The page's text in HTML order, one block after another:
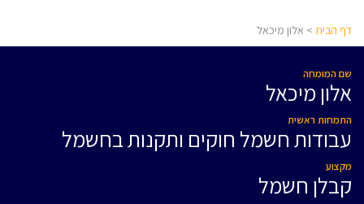
דף הבית > אלון מיכאל
שם המומחה
אלון מיכאל
התמחות ראשית
עבודות חשמל חוקים ותקנות בחשמל
מקצוע
קבלן חשמל